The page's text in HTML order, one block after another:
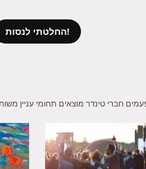
החלטתי לנסות!